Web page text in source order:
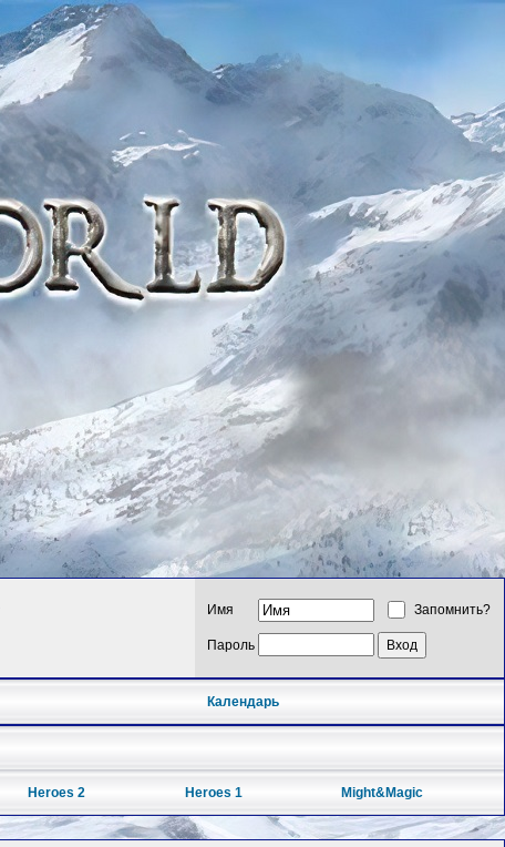
Имя Запомнить?
Пароль
Календарь
Heroes 2 Heroes 1 Might&Magic